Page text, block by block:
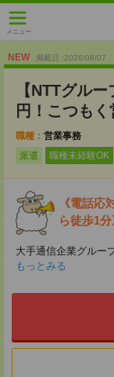
メニュー
NEW 掲載日 :2026/08/07
【NTTグル
円！こつも
職種： 営業事務
派遣
職種未経験OK
《電話応
ら徒歩1分
大手通信企業グルー
もっとみる